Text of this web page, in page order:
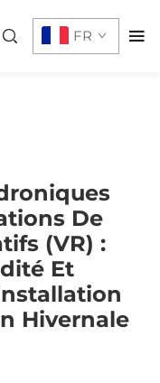
FR
De
(VR) :
Et
Hivernale